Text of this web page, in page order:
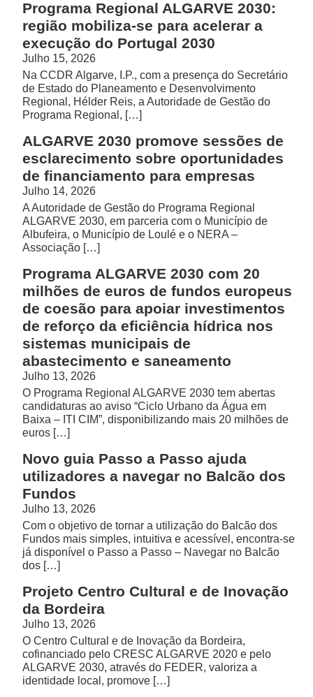
Programa Regional ALGARVE 2030:
região mobiliza-se para acelerar a
execução do Portugal 2030
Julho 15, 2026
Na CCDR Algarve, I.P., com a presença do Secretário
de Estado do Planeamento e Desenvolvimento
Regional, Hélder Reis, a Autoridade de Gestão do
Programa Regional, […]
ALGARVE 2030 promove sessões de
esclarecimento sobre oportunidades
de financiamento para empresas
Julho 14, 2026
A Autoridade de Gestão do Programa Regional
ALGARVE 2030, em parceria com o Município de
Albufeira, o Município de Loulé e o NERA –
Associação […]
Programa ALGARVE 2030 com 20
milhões de euros de fundos europeus
de coesão para apoiar investimentos
de reforço da eficiência hídrica nos
sistemas municipais de
abastecimento e saneamento
Julho 13, 2026
O Programa Regional ALGARVE 2030 tem abertas
candidaturas ao aviso “Ciclo Urbano da Água em
Baixa – ITI CIM”, disponibilizando mais 20 milhões de
euros […]
Novo guia Passo a Passo ajuda
utilizadores a navegar no Balcão dos
Fundos
Julho 13, 2026
Com o objetivo de tornar a utilização do Balcão dos
Fundos mais simples, intuitiva e acessível, encontra-se
já disponível o Passo a Passo – Navegar no Balcão
dos […]
Projeto Centro Cultural e de Inovação
da Bordeira
Julho 13, 2026
O Centro Cultural e de Inovação da Bordeira,
cofinanciado pelo CRESC ALGARVE 2020 e pelo
ALGARVE 2030, através do FEDER, valoriza a
identidade local, promove […]